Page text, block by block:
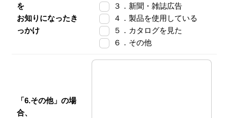
を
お知りになったき
っかけ
３．新聞・雑誌広告
４．製品を使用している
５．カタログを見た
６．その他
「6.その他」の場
合、